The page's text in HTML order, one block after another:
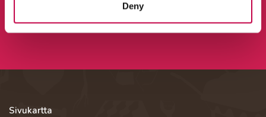
Deny
Sivukartta